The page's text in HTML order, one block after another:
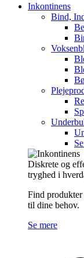
Inkontinens
Bind,
Diskrete og
tryghed i
Find
til dine behov.
Se mere